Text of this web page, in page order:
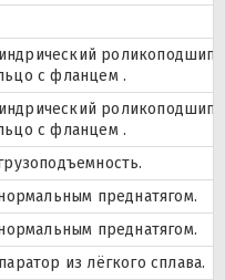
с фланцем .
с фланцем .
преднатягом.
преднатягом.
из лёгкого сплава.